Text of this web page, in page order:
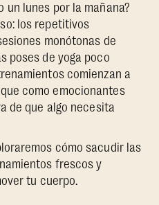
un lunes por la mañana?
los repetitivos
monótonas de
poses de yoga poco
comienzan a
como emocionantes
de que algo necesita
cómo sacudir las
frescos y
tu cuerpo.